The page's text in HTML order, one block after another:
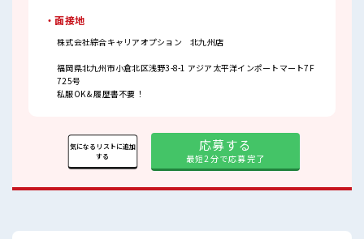
・面接地
株式会社綜合キャリアオプション 北九州店
福岡県北九州市小倉北区浅野3-8-1 アジア太平洋インポートマート7F
725号
私服OK＆履歴書不要！
応募する
最短2分で応募完了
気になるリストに追加
する